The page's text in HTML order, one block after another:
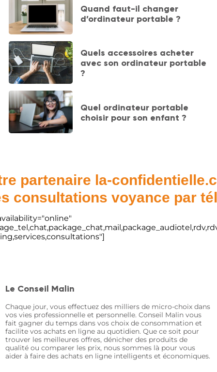
Quand faut-il changer
d’ordinateur portable ?
Quels accessoires acheter
avec son ordinateur portable
?
Quel ordinateur portable
choisir pour son enfant ?
partenaire la-
consultations voyance par
Le Conseil Malin
Chaque jour, vous effectuez des milliers de micro-choix dans
vos vies professionnelle et personnelle. Conseil Malin vous
fait gagner du temps dans vos choix de consommation et
facilite vos achats en ligne au quotidien. Que ce soit pour
trouver les meilleures offres, dénicher des produits de
qualité ou comparer les prix, nous sommes là pour vous
aider à faire des achats en ligne intelligents et économiques.